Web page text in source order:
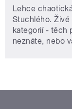
Lehce
Stuchlého.
kategorií - těch
neznáte, nebo